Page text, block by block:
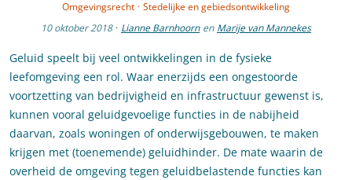
Omgevingsrecht · Stedelijke en gebiedsontwikkeling
10 oktober 2018 · Lianne Barnhoorn en Marije van Mannekes
Geluid speelt bij veel ontwikkelingen in de fysieke
leefomgeving een rol. Waar enerzijds een ongestoorde
voortzetting van bedrijvigheid en infrastructuur gewenst is,
kunnen vooral geluidgevoelige functies in de nabijheid
daarvan, zoals woningen of onderwijsgebouwen, te maken
krijgen met (toenemende) geluidhinder. De mate waarin de
overheid de omgeving tegen geluidbelastende functies kan